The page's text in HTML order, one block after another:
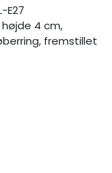
E27
4 cm,
fremstillet